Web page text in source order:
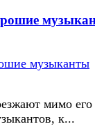
мимо его
к...